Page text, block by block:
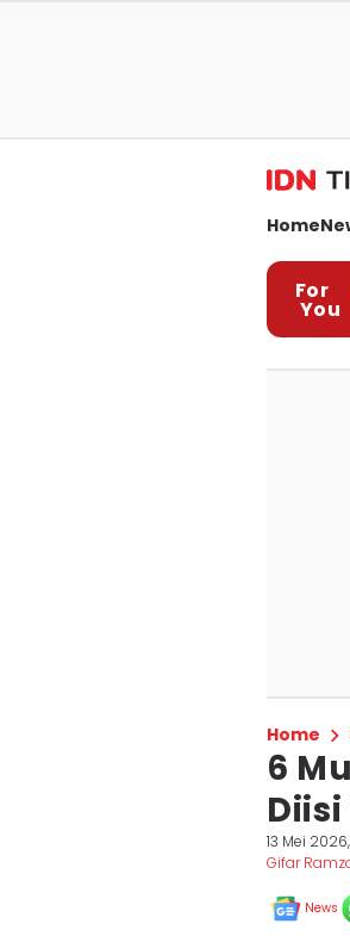
Home
For
You
Home
6
13 Mei
Gifar
News